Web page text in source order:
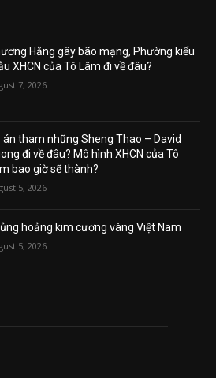
Hằng gây bão mạng, Phường kiểu
XHCN của Tô Lâm đi về đâu?
7, 2026
án tham nhũng Sheng Thao – David
đi về đâu? Mô hình XHCN của Tô
bao giờ sẽ thành?
5, 2026
hoảng kim cương vàng Việt Nam
5, 2026